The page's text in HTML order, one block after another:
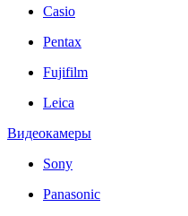
Casio
Pentax
Fujifilm
Leica
Видеокамеры
Sony
Panasonic